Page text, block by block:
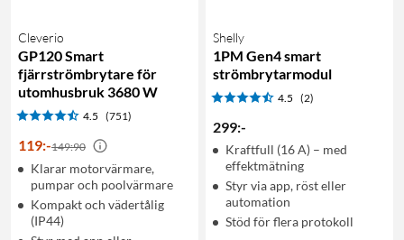
Cleverio
GP120 Smart
fjärrströmbrytare för
utomhusbruk 3680 W
4.5 (751)
119:-149:90
Klarar motorvärmare,
pumpar och poolvärmare
Kompakt och vädertålig
(IP44)
Shelly
1PM Gen4 smart
strömbrytarmodul
4.5 (2)
299:-
Kraftfull (16 A) – med
effektmätning
Styr via app, röst eller
automation
Stöd för flera protokoll